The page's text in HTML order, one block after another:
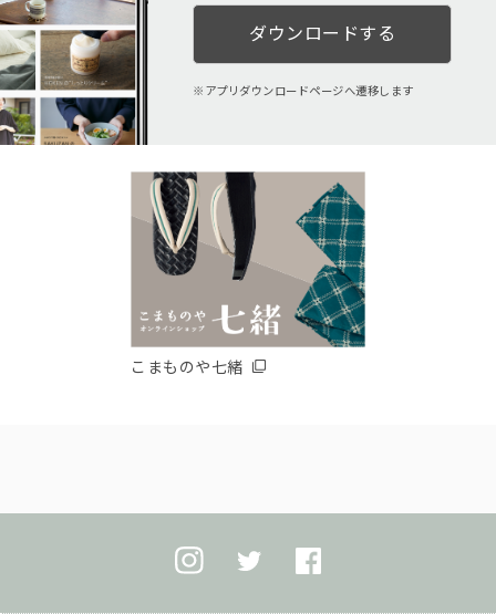
ダウンロードする
アプリダウンロードページへ遷移します
こまものや七緒